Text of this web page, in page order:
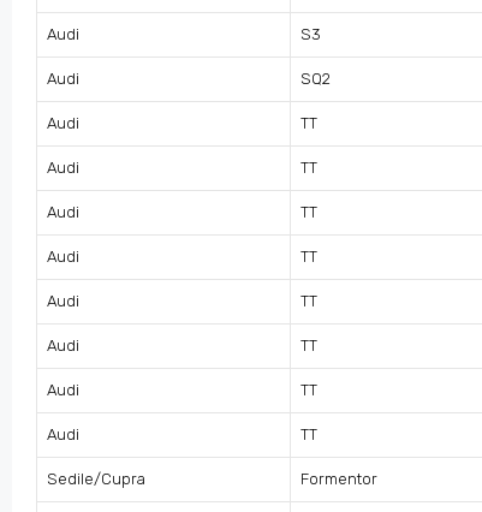
Audi S3
Audi SQ2
Audi TT
Audi TT
Audi TT
Audi TT
Audi TT
Audi TT
Audi TT
Audi TT
Sedile/Cupra Formentor